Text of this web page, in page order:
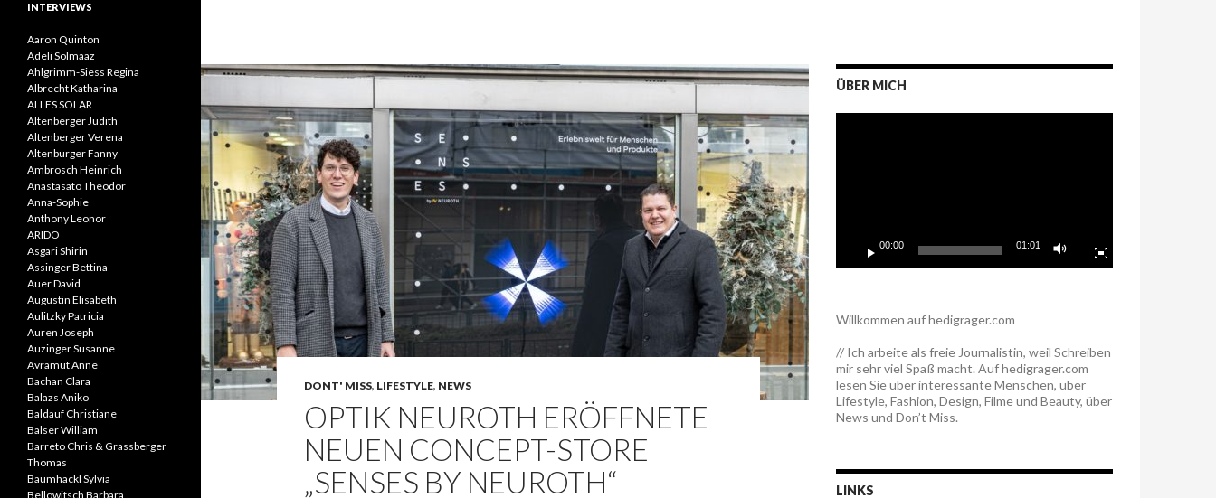
DONT' MISS, LIFESTYLE, NEWS
OPTIK NEUROTH ERÖFFNETE
NEUEN CONCEPT-STORE
„SENSES BY NEUROTH“
ÜBER MICH
00:00 01:01
Willkommen auf hedigrager.com
// Ich arbeite als freie Journalistin, weil Schreiben
mir sehr viel Spaß macht. Auf hedigrager.com
lesen Sie über interessante Menschen, über
Lifestyle, Fashion, Design, Filme und Beauty, über
News und Don’t Miss.
LINKS
INTERVIEWS
Aaron Quinton
Adeli Solmaaz
Ahlgrimm-Siess Regina
Albrecht Katharina
ALLES SOLAR
Altenberger Judith
Altenberger Verena
Altenburger Fanny
Ambrosch Heinrich
Anastasato Theodor
Anna-Sophie
Anthony Leonor
ARIDO
Asgari Shirin
Assinger Bettina
Auer David
Augustin Elisabeth
Aulitzky Patricia
Auren Joseph
Auzinger Susanne
Avramut Anne
Bachan Clara
Balazs Aniko
Baldauf Christiane
Balser William
Barreto Chris & Grassberger
Thomas
Baumhackl Sylvia
Bellowitsch Barbara